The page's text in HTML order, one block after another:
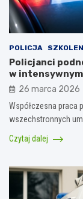
POLICJA
Policjanci
w
26 marca 2026
Współczesna praca
wszechstronnych
Czytaj dalej